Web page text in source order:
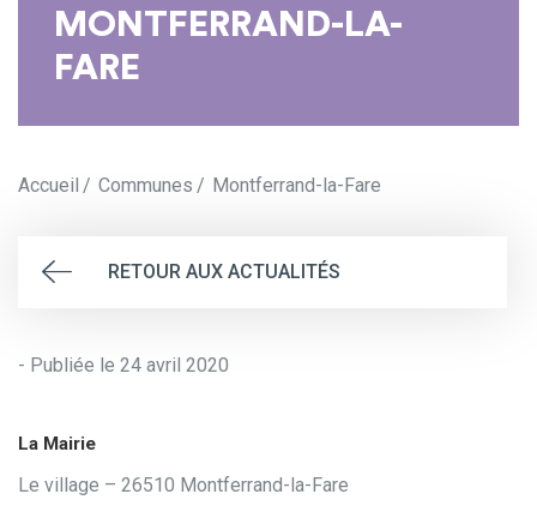
MONTFERRAND-LA-
FARE
Accueil Communes Montferrand-la-Fare
RETOUR AUX ACTUALITÉS
- Publiée le 24 avril 2020
La Mairie
Le village – 26510 Montferrand-la-Fare